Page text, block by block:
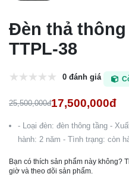
Đèn thả
TTPL-38
0 đánh giá
25,500,000đ17,500,000đ
- Loại đèn: đèn thông tầng -
hành: 2 năm - Tình trạng: còn
Bạn có thích sản phẩm này không?
giờ và theo dõi sản phẩm.